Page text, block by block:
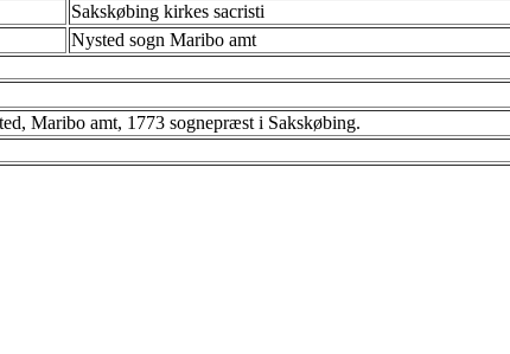
Sakskøbing kirkes sacristi
Nysted sogn Maribo amt
Maribo amt, 1773 sognepræst i Sakskøbing.